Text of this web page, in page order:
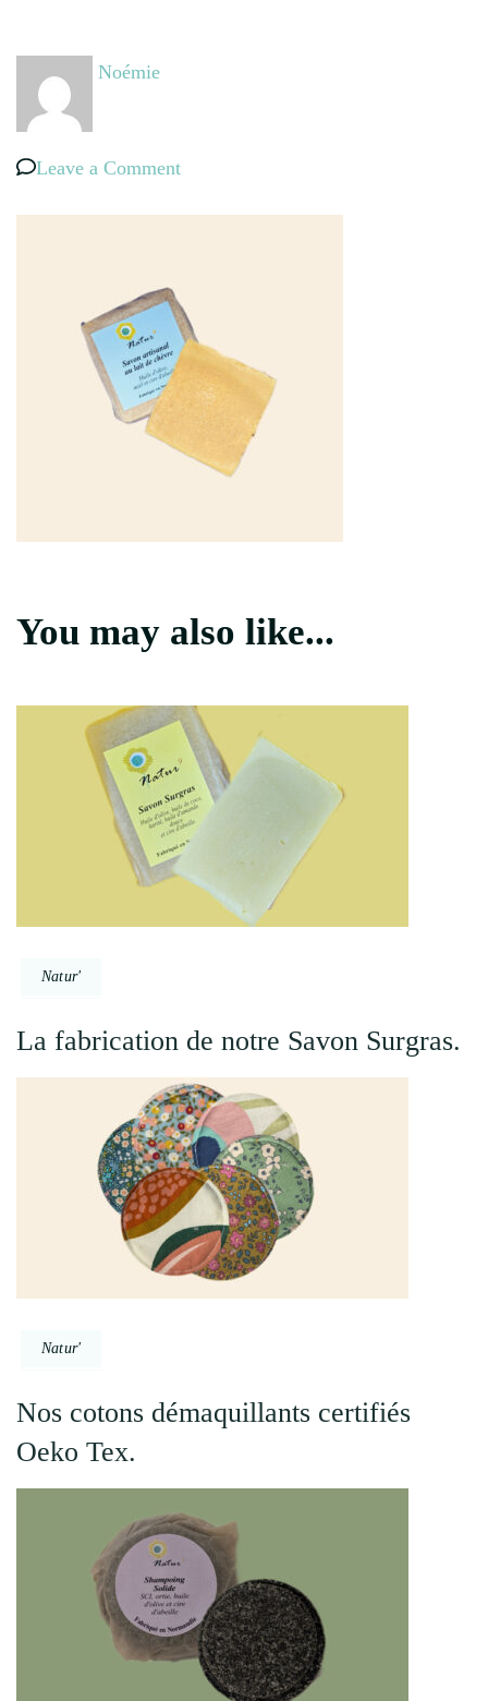
Noémie
Leave a Commenton
You may also like...
Natur'
La fabrication de notre Savon Surgras.
Natur'
Nos cotons démaquillants certifiés
Oeko Tex.